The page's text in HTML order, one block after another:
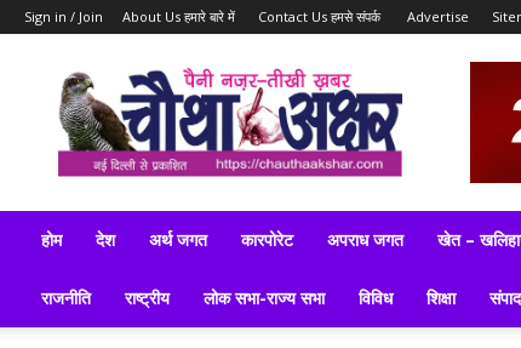
Sign in / Join About Us हमारे बारे में Contact Us हमसे संपर्क Advertise
ब्रेकिंग
न्यूज़,
लेटेस्ट
न्यूज,
टॉप
न्यूज,
लेटेस्ट
हिन्दी
होम देश अर्थ जगत कारपोरेट अपराध जगत खेत –
राजनीति राष्ट्रीय लोक सभा-राज्य सभा विविध शिक्षा